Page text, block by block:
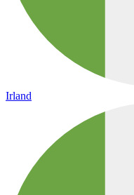
Irland